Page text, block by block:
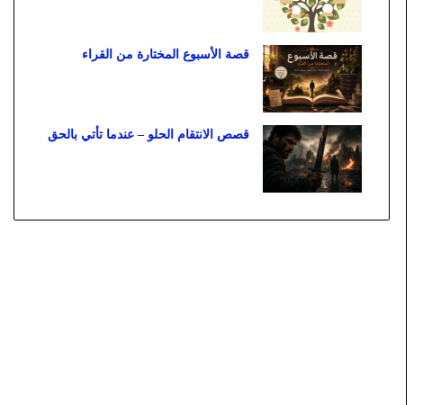
قصة الأسبوع المختارة من القراء
قصص الانتقام الحلو – عندما تأتي بالحق